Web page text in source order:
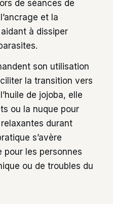
de séances de
et la
à dissiper
son utilisation
la transition vers
de jojoba, elle
ou la nuque pour
durant
s’avère
les personnes
ou de troubles du